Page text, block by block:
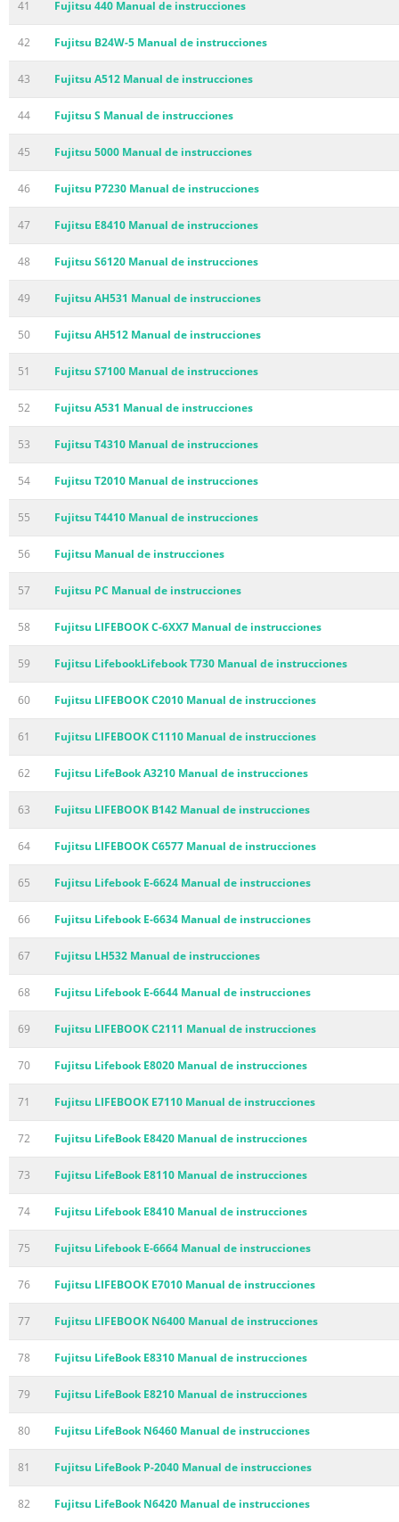
41 Fujitsu 440 Manual de instrucciones
42 Fujitsu B24W-5 Manual de instrucciones
43 Fujitsu A512 Manual de instrucciones
44 Fujitsu S Manual de instrucciones
45 Fujitsu 5000 Manual de instrucciones
46 Fujitsu P7230 Manual de instrucciones
47 Fujitsu E8410 Manual de instrucciones
48 Fujitsu S6120 Manual de instrucciones
49 Fujitsu AH531 Manual de instrucciones
50 Fujitsu AH512 Manual de instrucciones
51 Fujitsu S7100 Manual de instrucciones
52 Fujitsu A531 Manual de instrucciones
53 Fujitsu T4310 Manual de instrucciones
54 Fujitsu T2010 Manual de instrucciones
55 Fujitsu T4410 Manual de instrucciones
56 Fujitsu Manual de instrucciones
57 Fujitsu PC Manual de instrucciones
58 Fujitsu LIFEBOOK C-6XX7 Manual de instrucciones
59 Fujitsu LifebookLifebook T730 Manual de instrucciones
60 Fujitsu LIFEBOOK C2010 Manual de instrucciones
61 Fujitsu LIFEBOOK C1110 Manual de instrucciones
62 Fujitsu LifeBook A3210 Manual de instrucciones
63 Fujitsu LIFEBOOK B142 Manual de instrucciones
64 Fujitsu LIFEBOOK C6577 Manual de instrucciones
65 Fujitsu Lifebook E-6624 Manual de instrucciones
66 Fujitsu Lifebook E-6634 Manual de instrucciones
67 Fujitsu LH532 Manual de instrucciones
68 Fujitsu Lifebook E-6644 Manual de instrucciones
69 Fujitsu LIFEBOOK C2111 Manual de instrucciones
70 Fujitsu Lifebook E8020 Manual de instrucciones
71 Fujitsu LIFEBOOK E7110 Manual de instrucciones
72 Fujitsu LifeBook E8420 Manual de instrucciones
73 Fujitsu LifeBook E8110 Manual de instrucciones
74 Fujitsu Lifebook E8410 Manual de instrucciones
75 Fujitsu Lifebook E-6664 Manual de instrucciones
76 Fujitsu LIFEBOOK E7010 Manual de instrucciones
77 Fujitsu LIFEBOOK N6400 Manual de instrucciones
78 Fujitsu LifeBook E8310 Manual de instrucciones
79 Fujitsu LifeBook E8210 Manual de instrucciones
80 Fujitsu LifeBook N6460 Manual de instrucciones
81 Fujitsu LifeBook P-2040 Manual de instrucciones
82 Fujitsu LifeBook N6420 Manual de instrucciones